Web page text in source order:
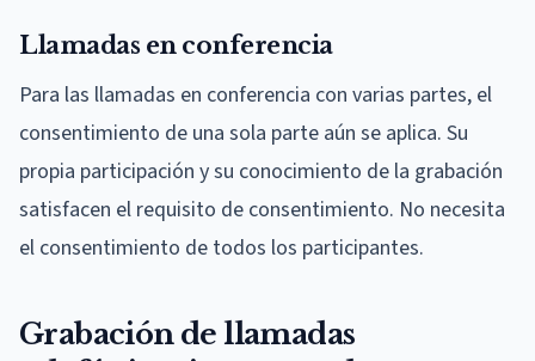
Llamadas en conferencia
Para las llamadas en conferencia con varias partes, el
consentimiento de una sola parte aún se aplica. Su
propia participación y su conocimiento de la grabación
satisfacen el requisito de consentimiento. No necesita
el consentimiento de todos los participantes.
Grabación de llamadas